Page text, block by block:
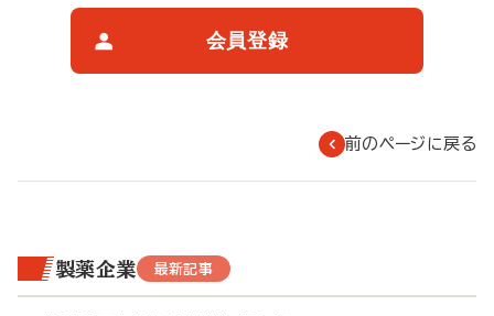
会員登録
前のページに戻る
製薬企業 最新記事